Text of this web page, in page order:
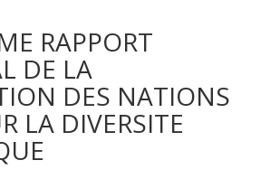
RAPPORT
DE LA
DES NATIONS
LA DIVERSITE